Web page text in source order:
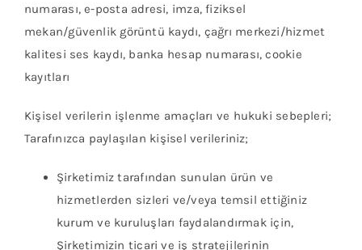
numarası, e-posta adresi, imza, fiziksel
mekan/güvenlik görüntü kaydı, çağrı merkezi/hizmet
kalitesi ses kaydı, banka hesap numarası, cookie
kayıtları
Kişisel verilerin işlenme amaçları ve hukuki sebepleri;
Tarafınızca paylaşılan kişisel verileriniz;
Şirketimiz tarafından sunulan ürün ve
hizmetlerden sizleri ve/veya temsil ettiğiniz
kurum ve kuruluşları faydalandırmak için,
Şirketimizin ticari ve iş stratejilerinin